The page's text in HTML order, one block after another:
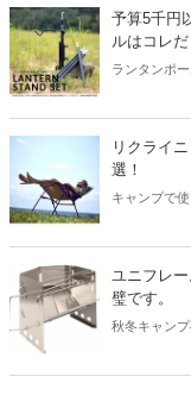
安心度の高
須級のギア
予算5千円
ルはコレだ
ランタンポ
が。 あれも
躍するコス
リクライ
選！
キャンプで
きる椅子を
ェアは最高
ユニフレ
璧です。
秋冬キャン
けるソロキ